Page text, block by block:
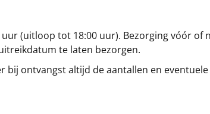
(uitloop tot 18:00 uur). Bezorging vóór of
te laten bezorgen.
ontvangst altijd de aantallen en